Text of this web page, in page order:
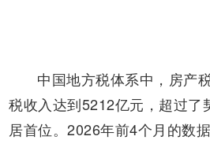
中国地方税体系中，房产
税收入达到5212亿元，超过了
居首位。2026年前4个月的数